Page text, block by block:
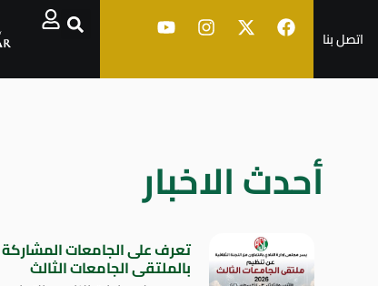
اتصل بنا
أحدث الاخبار
تعرف على الجامعات المشاركة
بالملتقى الجامعات الثالث